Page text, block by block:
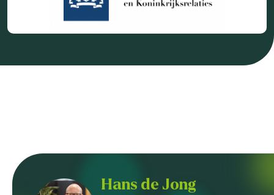
Hans de Jong